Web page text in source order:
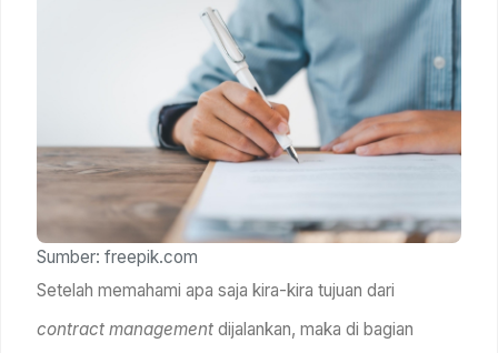
Sumber: freepik.com
Setelah memahami apa saja kira-kira tujuan dari
contract management dijalankan, maka di bagian